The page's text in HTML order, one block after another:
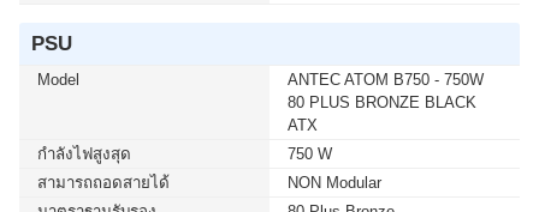
PSU
Model
ANTEC ATOM B750 - 750W
80 PLUS BRONZE BLACK
ATX
กำลังไฟสูงสุด
750 W
สามารถถอดสายได้
NON Modular